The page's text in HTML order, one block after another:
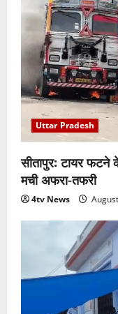
Uttar Pradesh
सीतापुर: टायर फटने
मची अफरा-तफरी
4tv News